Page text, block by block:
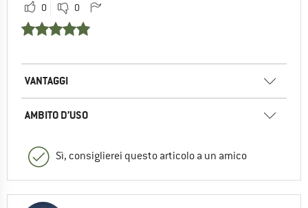
0 0
VANTAGGI
AMBITO D’USO
Sì, consiglierei questo articolo a un amico